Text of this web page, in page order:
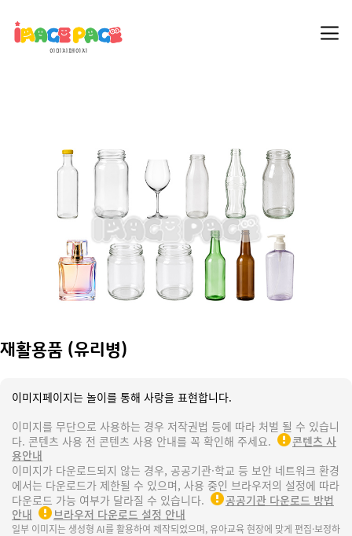
재활용품 (유리병)
이미지페이지는 놀이를 통해 사랑을 표현합니다.
이미지를 무단으로 사용하는 경우 저작권법 등에 따라 처벌 될 수 있습니
다. 콘텐츠 사용 전 콘텐츠 사용 안내를 꼭 확인해 주세요.
콘텐츠 사
용안내
이미지가 다운로드되지 않는 경우, 공공기관·학교 등 보안 네트워크 환경
에서는 다운로드가 제한될 수 있으며, 사용 중인 브라우저의 설정에 따라
다운로드 가능 여부가 달라질 수 있습니다.
공공기관 다운로드 방법
안내
브라우저 다운로드 설정 안내
일부 이미지는 생성형 AI를 활용하여 제작되었으며, 유아교육 현장에 맞게 편집·보정하